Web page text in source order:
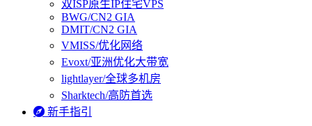
双ISP原生IP住宅VPS
BWG/CN2 GIA
DMIT/CN2 GIA
VMISS/优化网络
Evoxt/亚洲优化大带宽
lightlayer/全球多机房
Sharktech/高防首选
 新手指引